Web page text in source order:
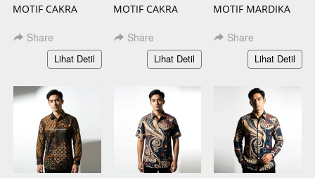
MOTIF CAKRA
SLIMFIT
Share
`Lihat Detil
MOTIF CAKRA
SLIMFIT
Share
`
Lihat Detil
MOTIF MARDIKA
SLIMFIT
Share
`Lihat Detil